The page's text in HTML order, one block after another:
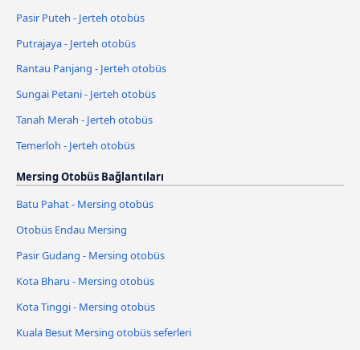
Pasir Puteh - Jerteh otobüs
Putrajaya - Jerteh otobüs
Rantau Panjang - Jerteh otobüs
Sungai Petani - Jerteh otobüs
Tanah Merah - Jerteh otobüs
Temerloh - Jerteh otobüs
Mersing Otobüs Bağlantıları
Batu Pahat - Mersing otobüs
Otobüs Endau Mersing
Pasir Gudang - Mersing otobüs
Kota Bharu - Mersing otobüs
Kota Tinggi - Mersing otobüs
Kuala Besut Mersing otobüs seferleri